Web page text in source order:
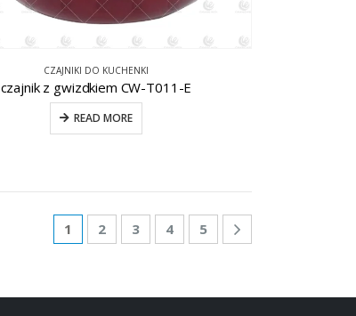
CZAJNIKI DO KUCHENKI
czajnik z gwizdkiem CW-T011-E
READ MORE
1 2 3 4 5